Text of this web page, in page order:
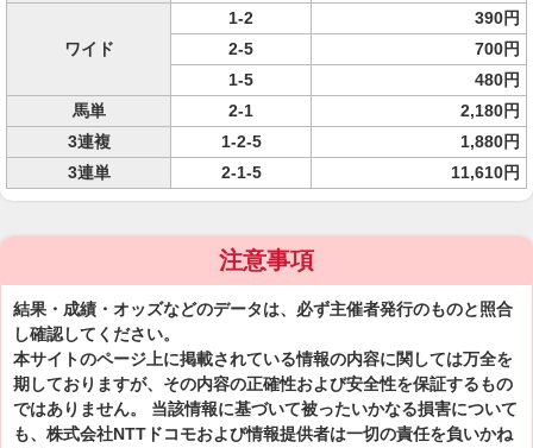
ワイド
1-2
390円
2-5
700円
1-5
480円
馬単
2-1
2,180円
3連複
1-2-5
1,880円
3連単
2-1-5 11,610円
注意事項
結果・成績・オッズなどのデータは、必ず主催者発行のものと照合
し確認してください。
本サイトのページ上に掲載されている情報の内容に関しては万全を
期しておりますが、その内容の正確性および安全性を保証するもの
ではありません。 当該情報に基づいて被ったいかなる損害について
も、株式会社NTTドコモおよび情報提供者は一切の責任を負いかね